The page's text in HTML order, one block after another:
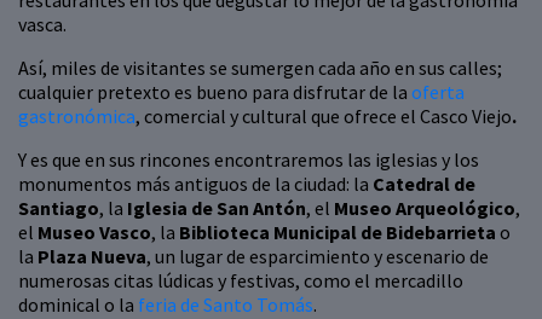
vasca.
Así, miles de visitantes se sumergen cada año en sus calles;
cualquier pretexto es bueno para disfrutar de la oferta
gastronómica, comercial y cultural que ofrece el Casco Viejo.
Y es que en sus rincones encontraremos las iglesias y los
monumentos más antiguos de la ciudad: la Catedral de
Santiago, la Iglesia de San Antón, el Museo Arqueológico,
el Museo Vasco, la Biblioteca Municipal de Bidebarrieta o
la Plaza Nueva, un lugar de esparcimiento y escenario de
numerosas citas lúdicas y festivas, como el mercadillo
dominical o la feria de Santo Tomás.